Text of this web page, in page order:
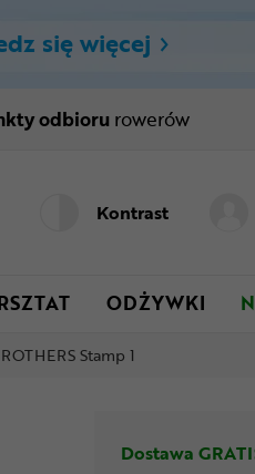
się więcej
odbioru rowerów
Kontrast
ODŻYWKI
Stamp 1
Dostawa